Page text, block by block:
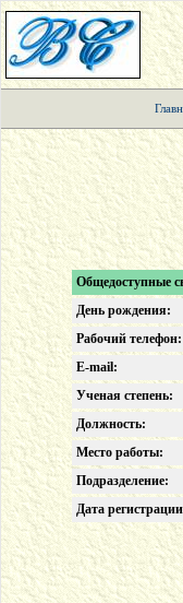
Общедоступные
День рождения:
Рабочий телефон:
E-mail:
Ученая степень:
Должность:
Место работы:
Подразделение:
Дата